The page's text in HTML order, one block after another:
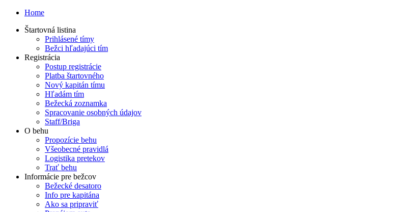
Home
Štartovná listina
Prihlásené tímy
Bežci hľadajúci tím
Registrácia
Postup registrácie
Platba štartovného
Nový kapitán tímu
Hľadám tím
Bežecká zoznamka
Spracovanie osobných údajov
Staff/Briga
O behu
Propozície behu
Všeobecné pravidlá
Logistika pretekov
Trať behu
Informácie pre bežcov
Bežecké desatoro
Info pre kapitána
Ako sa pripraviť